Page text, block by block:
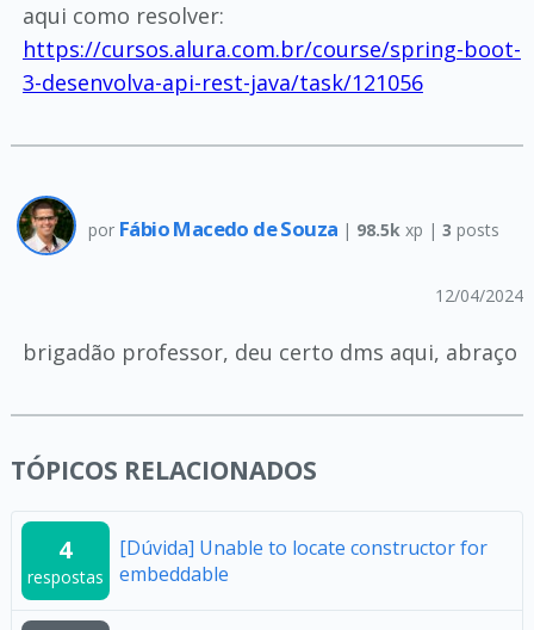
aqui como resolver:
https://cursos.alura.com.br/course/spring-boot-
3-desenvolva-api-rest-java/task/121056
por Fábio Macedo de Souza | 98.5k xp | 3 posts
12/04/2024
brigadão professor, deu certo dms aqui, abraço
TÓPICOS RELACIONADOS
4
respostas
[Dúvida] Unable to locate constructor for
embeddable